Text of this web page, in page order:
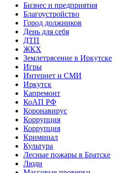
Бизнес и предприятия
Благоустройство
Город должников
День для себя
ДТП
ЖКХ
Землетрясение в Иркутске
Игры
Интернет и СМИ
Иркутск
Капремонт
КоАП РФ
Коронавирус
Коррупция
Коррупция
Криминал
Культура
Лесные пожары в Братске
Люди